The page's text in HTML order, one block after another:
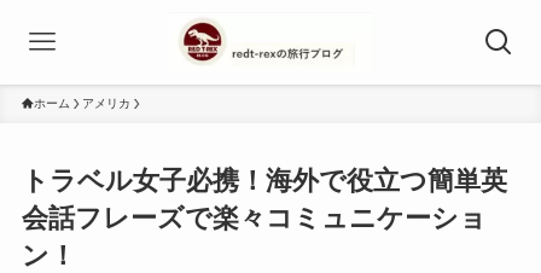
ホーム アメリカ
トラベル女子必携！海外で役立つ簡単英
会話フレーズで楽々コミュニケーショ
ン！